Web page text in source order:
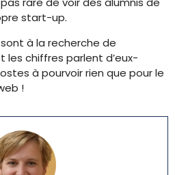
start-up.
à la recherche de
les chiffres parlent d’eux-
à pourvoir rien que pour le
!